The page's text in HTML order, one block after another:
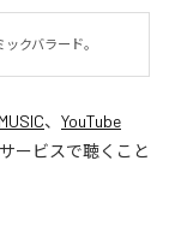
クバラード。
、 YouTube
ービスで聴くこと